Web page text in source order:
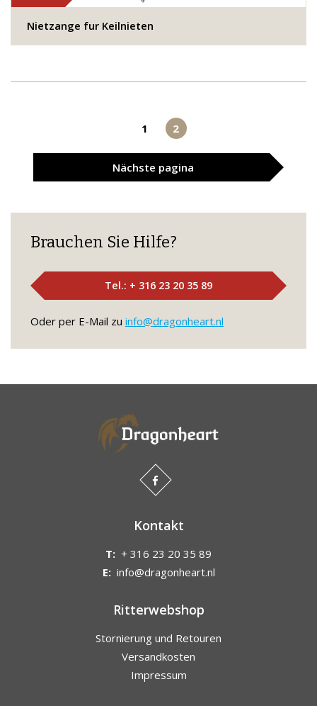
Nietzange fur Keilnieten
1 2
Nächste pagina
Brauchen Sie Hilfe?
Tel.: + 316 23 20 35 89
Oder per E-Mail zu info@dragonheart.nl
Kontakt
T: + 316 23 20 35 89
E: info@dragonheart.nl
Ritterwebshop
Stornierung und Retouren
Versandkosten
Impressum